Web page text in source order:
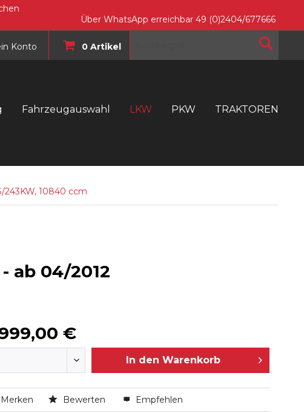
Über WhatsApp erreichbar 49 (0)2404/677666
Konto 0 Artikel
Fahrzeugauswahl LKW PKW TRAKTOREN
243KW, 10840 ccm
ab 04/2012
€
In den Warenkorb
Merken Bewerten Empfehlen